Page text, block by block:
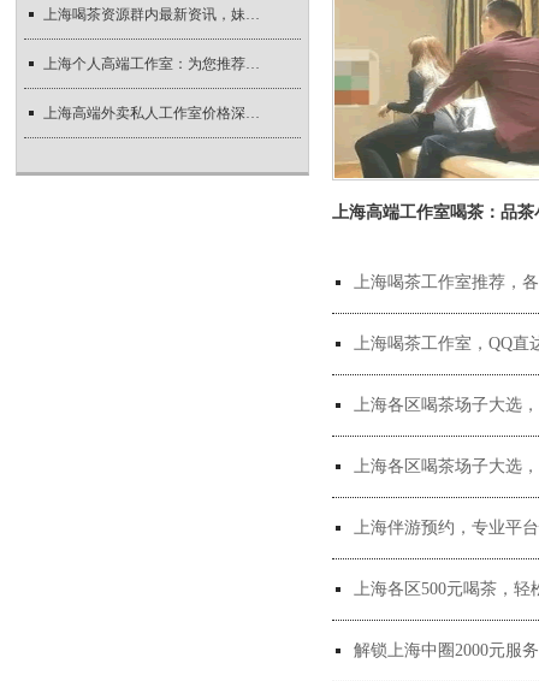
上海喝茶资源群内最新资讯，妹子们速来了解
上海个人高端工作室：为您推荐个人定制的顶级工作室
上海高端外卖私人工作室价格深度解析_138
上海喝茶工作室推荐，
上海喝茶工作室，QQ直
上海各区喝茶场子大选
上海各区喝茶场子大选
上海伴游预约，专业平
上海各区500元喝茶，轻
解锁上海中圈2000元服